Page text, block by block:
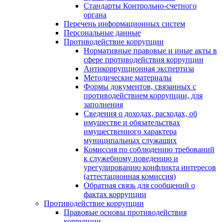
Стандарты Контрольно-счетного
органа
Перечень информационных систем
Персональные данные
Противодействие коррупции
Нормативные правовые и иные акты в
сфере противодействия коррупции
Антикоррупционная экспертиза
Методические материалы
Формы документов, связанных с
противодействием коррупции, для
заполнения
Сведения о доходах, расходах, об
имуществе и обязательствах
имущественного характера
муниципальных служащих
Комиссия по соблюдению требований
к служебному поведению и
урегулированию конфликта интересов
(аттестационная комиссия)
Обратная связь для сообщений о
фактах коррупции
Противодействие коррупции
Правовые основы противодействия